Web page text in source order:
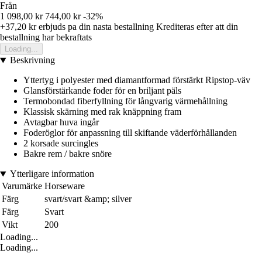
Från
1 098,00 kr 744,00 kr -32%
+37,20 krerbjuds pa din nasta bestallning Krediteras efter att din
bestallning har bekraftats
Loading...
Beskrivning
Yttertyg i polyester med diamantformad förstärkt Ripstop-väv
Glansförstärkande foder för en briljant päls
Termobondad fiberfyllning för långvarig värmehållning
Klassisk skärning med rak knäppning fram
Avtagbar huva ingår
Foderöglor för anpassning till skiftande väderförhållanden
2 korsade surcingles
Bakre rem / bakre snöre
Ytterligare information
Varumärke Horseware
Färg
svart/svart &amp; silver
Färg
Svart
Vikt
200
Loading...
Loading...